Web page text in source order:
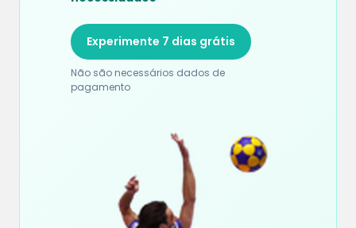
Experimente 7 dias grátis
Não são necessários dados de
pagamento